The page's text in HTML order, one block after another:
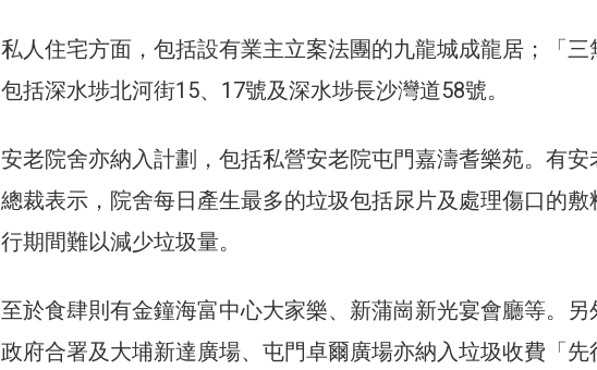
私人住宅方面，包括設有業主立案法團的九龍城成龍居；「三
包括深水埗北河街15、17號及深水埗長沙灣道58號。
安老院舍亦納入計劃，包括私營安老院屯門嘉濤耆樂苑。有安
總裁表示，院舍每日產生最多的垃圾包括尿片及處理傷口的敷
行期間難以減少垃圾量。
至於食肆則有金鐘海富中心大家樂、新蒲崗新光宴會廳等。另
政府合署及大埔新達廣場、屯門卓爾廣場亦納入垃圾收費「先